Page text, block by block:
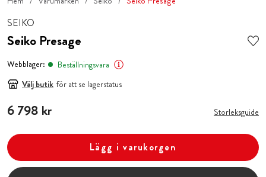
SEIKO
Seiko Presage
Webblager:
Beställningsvara
Välj butik för att se lagerstatus
Pris:6 798 kr
6 798 kr Storleksguide
Lägg i varukorgen